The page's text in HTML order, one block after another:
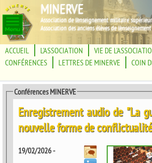
Association de l'enseignement militaire
Association des anciens élèves de
MINERVE
ACCUEIL L'ASSOCIATION VIE DE
CONFÉRENCES
LETTRES DE MINERVE COIN
Conférences MINERVE
Enregistrement audio de "La
nouvelle forme de
19/02/2026 -